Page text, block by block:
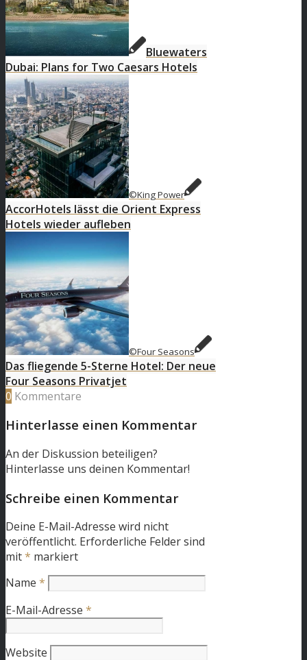
Bluewaters
Dubai: Plans for Two Caesars Hotels
©King Power
AccorHotels lässt die Orient Express
Hotels wieder aufleben
©Four Seasons
Das fliegende 5-Sterne Hotel: Der neue
Four Seasons Privatjet
0 Kommentare
Hinterlasse einen Kommentar
An der Diskussion beteiligen?
Hinterlasse uns deinen Kommentar!
Schreibe einen Kommentar
Deine E-Mail-Adresse wird nicht
veröffentlicht. Erforderliche Felder sind
mit* markiert
Name *
E-Mail-Adresse *
Website